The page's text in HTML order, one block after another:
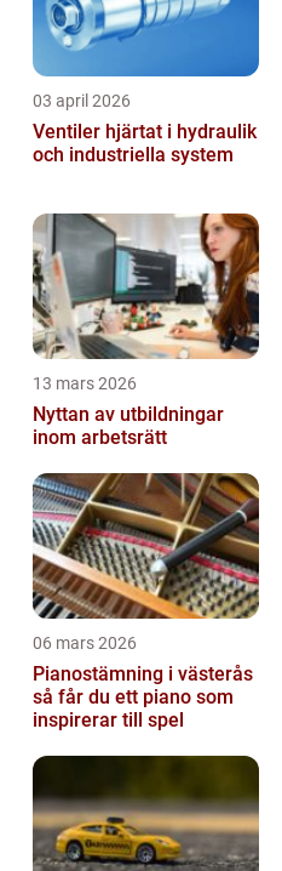
03 april 2026
Ventiler hjärtat i hydraulik
och industriella system
13 mars 2026
Nyttan av utbildningar
inom arbetsrätt
06 mars 2026
Pianostämning i västerås
så får du ett piano som
inspirerar till spel